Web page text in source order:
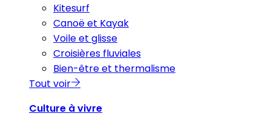
Kitesurf
Canoë et Kayak
Voile et glisse
Croisières fluviales
Bien-être et thermalisme
Tout voir
Culture à vivre